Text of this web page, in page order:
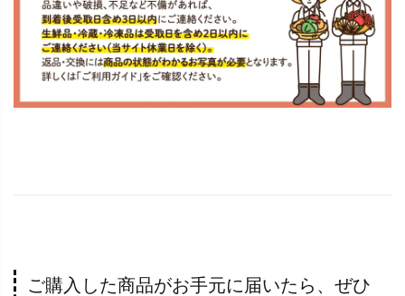
ご購入した商品がお手元に届いたら、ぜひ